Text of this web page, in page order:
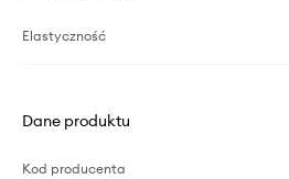
Elastyczność
Dane produktu
Kod producenta